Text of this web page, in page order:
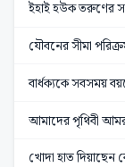
ইহাই হউক তরুণের
যৌবনের সীমা
বার্ধক্যকে সবসময়
আমাদের পৃথিবী
খোদা হাত দিয়াছেন